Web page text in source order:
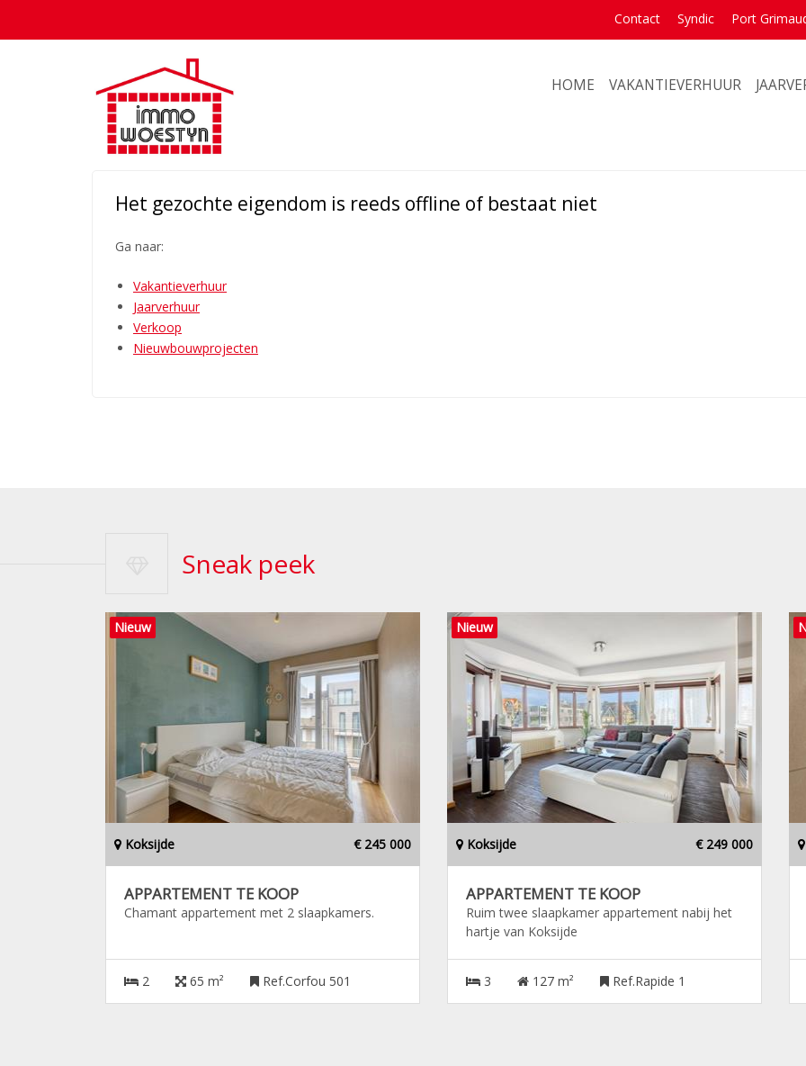
Contact Syndic Port
HOME VAKANTIEVERHUUR
Het gezochte eigendom is reeds offline of bestaat niet
Ga naar:
Vakantieverhuur
Jaarverhuur
Verkoop
Nieuwbouwprojecten
Sneak peek
Nieuw
Koksijde € 245 000
APPARTEMENT TE KOOP
Chamant appartement met 2 slaapkamers.
2 65 m² Ref.Corfou 501
Nieuw
Koksijde € 249 000
APPARTEMENT TE KOOP
Ruim twee slaapkamer appartement nabij het
hartje van Koksijde
3 127 m² Ref.Rapide 1